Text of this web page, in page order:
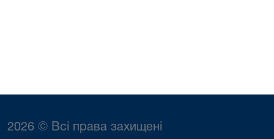
2026 © Всі права захищені